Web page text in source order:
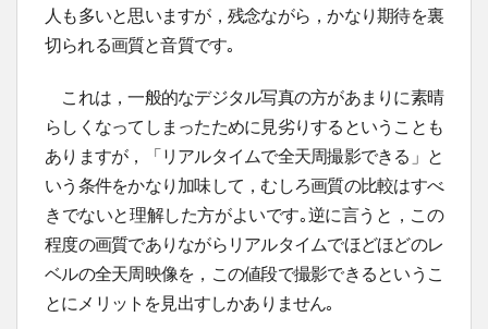
人も多いと思いますが，残念ながら，かなり期待を裏
切られる画質と音質です｡
これは，一般的なデジタル写真の方があまりに素晴
らしくなってしまったために見劣りするということも
ありますが，「リアルタイムで全天周撮影できる」と
いう条件をかなり加味して，むしろ画質の比較はすべ
きでないと理解した方がよいです｡逆に言うと，この
程度の画質でありながらリアルタイムでほどほどのレ
ベルの全天周映像を，この値段で撮影できるというこ
とにメリットを見出すしかありません｡